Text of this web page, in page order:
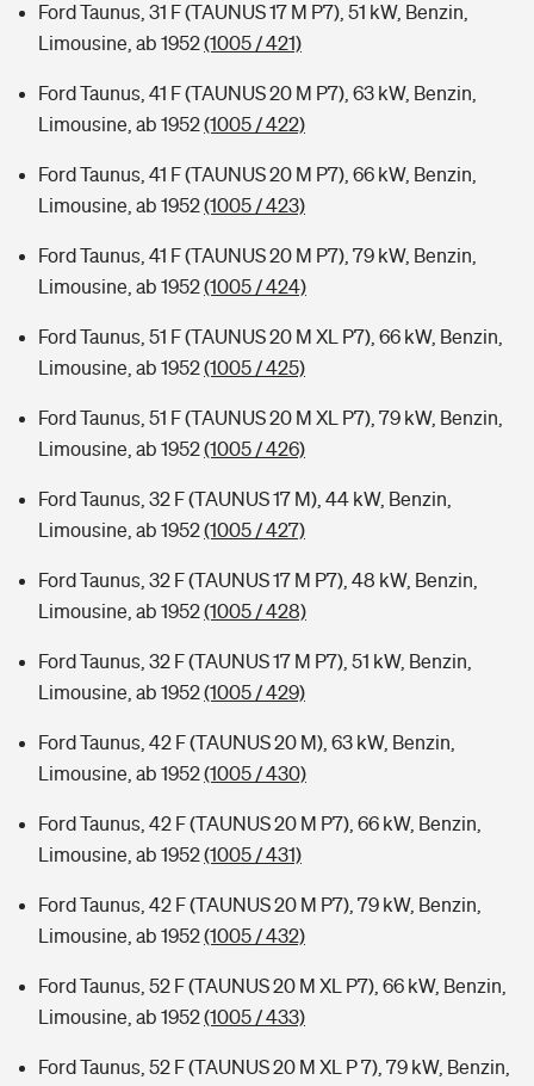
Ford Taunus, 31 F (TAUNUS 17 M P7), 51 kW, Benzin,
Limousine, ab 1952(1005 / 421)
Ford Taunus, 41 F (TAUNUS 20 M P7), 63 kW, Benzin,
Limousine, ab 1952(1005 / 422)
Ford Taunus, 41 F (TAUNUS 20 M P7), 66 kW, Benzin,
Limousine, ab 1952(1005 / 423)
Ford Taunus, 41 F (TAUNUS 20 M P7), 79 kW, Benzin,
Limousine, ab 1952(1005 / 424)
Ford Taunus, 51 F (TAUNUS 20 M XL P7), 66 kW, Benzin,
Limousine, ab 1952(1005 / 425)
Ford Taunus, 51 F (TAUNUS 20 M XL P7), 79 kW, Benzin,
Limousine, ab 1952(1005 / 426)
Ford Taunus, 32 F (TAUNUS 17 M), 44 kW, Benzin,
Limousine, ab 1952(1005 / 427)
Ford Taunus, 32 F (TAUNUS 17 M P7), 48 kW, Benzin,
Limousine, ab 1952(1005 / 428)
Ford Taunus, 32 F (TAUNUS 17 M P7), 51 kW, Benzin,
Limousine, ab 1952(1005 / 429)
Ford Taunus, 42 F (TAUNUS 20 M), 63 kW, Benzin,
Limousine, ab 1952(1005 / 430)
Ford Taunus, 42 F (TAUNUS 20 M P7), 66 kW, Benzin,
Limousine, ab 1952(1005 / 431)
Ford Taunus, 42 F (TAUNUS 20 M P7), 79 kW, Benzin,
Limousine, ab 1952(1005 / 432)
Ford Taunus, 52 F (TAUNUS 20 M XL P7), 66 kW, Benzin,
Limousine, ab 1952(1005 / 433)
Ford Taunus, 52 F (TAUNUS 20 M XL P 7), 79 kW, Benzin,